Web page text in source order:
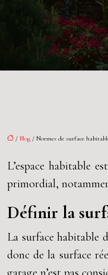
/ Blog / Normes de surface
L’espace habitable
primordial,
Définir la
La surface habitable
donc de la surface